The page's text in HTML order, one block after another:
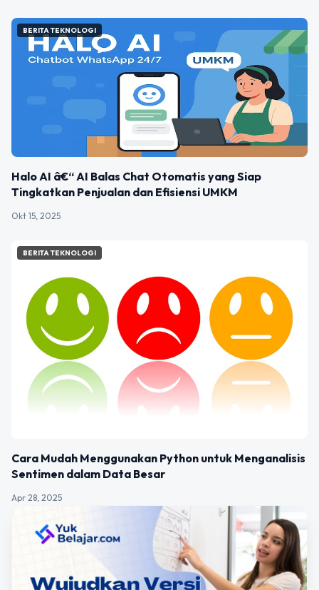
BERITA TEKNOLOGI
Halo AI â€“ AI Balas Chat Otomatis yang Siap
Tingkatkan Penjualan dan Efisiensi UMKM
Okt 15, 2025
BERITA TEKNOLOGI
Cara Mudah Menggunakan Python untuk Menganalisis
Sentimen dalam Data Besar
Apr 28, 2025